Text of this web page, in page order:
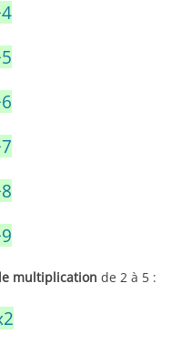
multiplication de 2 à 5 :